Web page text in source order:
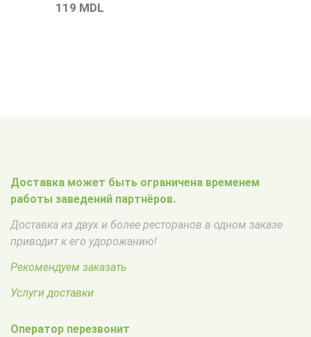
119 MDL
Доставка может быть ограничена временем
работы заведений партнёров.
Доставка из двух и более ресторанов в одном заказе
приводит к его удорожанию!
Рекомендуем заказать
Услуги доставки
Оператор перезвонит